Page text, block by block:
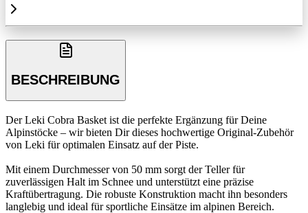
BESCHREIBUNG
Der Leki Cobra Basket ist die perfekte Ergänzung für Deine
Alpinstöcke – wir bieten Dir dieses hochwertige Original-Zubehör
von Leki für optimalen Einsatz auf der Piste.
Mit einem Durchmesser von 50 mm sorgt der Teller für
zuverlässigen Halt im Schnee und unterstützt eine präzise
Kraftübertragung. Die robuste Konstruktion macht ihn besonders
langlebig und ideal für sportliche Einsätze im alpinen Bereich.